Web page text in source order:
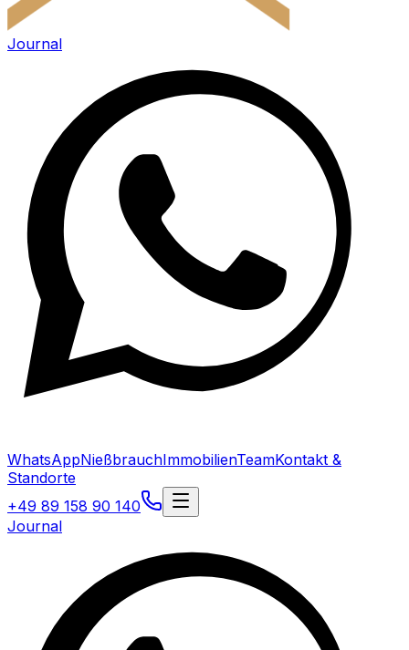
Journal
WhatsAppNießbrauchImmobilienTeamKontakt &
Standorte
+49 89 158 90 140
Journal